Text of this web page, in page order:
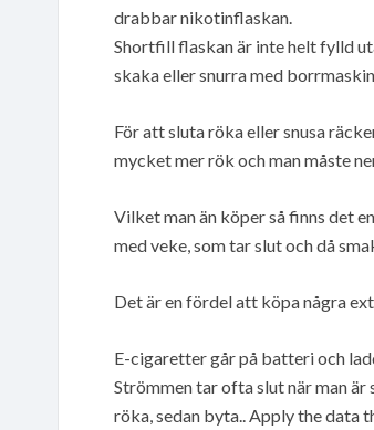
drabbar nikotinflaskan.
Shortfill flaskan är inte helt fylld
skaka eller snurra med
För att sluta röka eller snusa
mycket mer rök och man måste
Vilket man än köper så finns det
med veke, som tar slut och då
Det är en fördel att köpa några
E-cigaretter går på batteri och
Strömmen tar ofta slut när man
röka, sedan byta.. Apply the data